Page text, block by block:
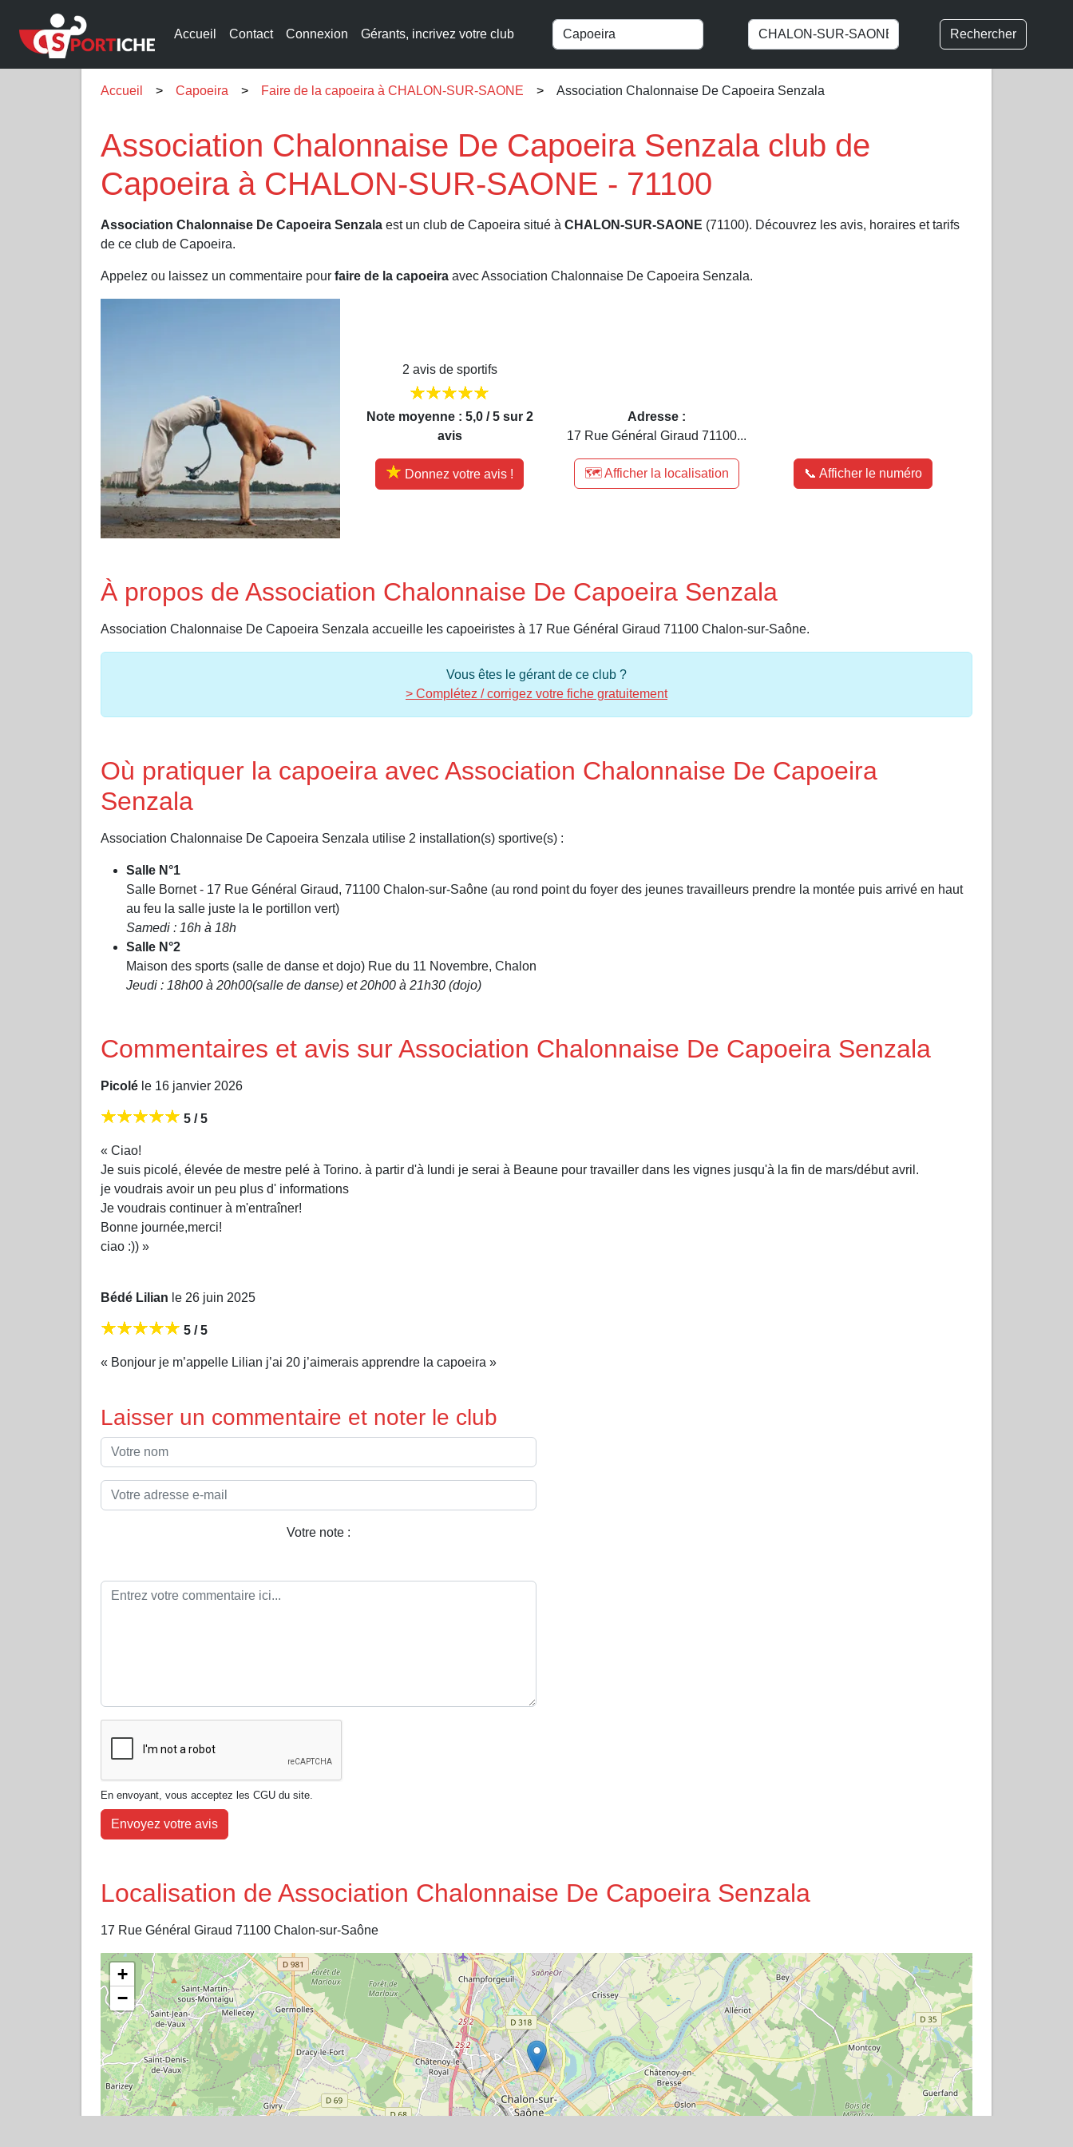
Accueil Contact Connexion Gérants, incrivez votre club Rechercher
Accueil Capoeira Faire de la capoeira à CHALON-SUR-SAONE Association Chalonnaise De Capoeira Senzala
Association Chalonnaise De Capoeira Senzala club de
Capoeira à CHALON-SUR-SAONE - 71100
Association Chalonnaise De Capoeira Senzala est un club de Capoeira situé à CHALON-SUR-SAONE (71100). Découvrez les avis, horaires et tarifs
de ce club de Capoeira.
Appelez ou laissez un commentaire pour faire de la capoeira avec Association Chalonnaise De Capoeira Senzala.
2 avis de sportifs
Note moyenne : 5,0 / 5 sur 2
avis
Donnez votre avis !
Adresse :
17 Rue Général Giraud 71100...
🗺️ Afficher la localisation 📞 Afficher le numéro
À propos de Association Chalonnaise De Capoeira Senzala
Association Chalonnaise De Capoeira Senzala accueille les capoeiristes à 17 Rue Général Giraud 71100 Chalon-sur-Saône.
Vous êtes le gérant de ce club ?
> Complétez / corrigez votre fiche gratuitement
Où pratiquer la capoeira avec Association Chalonnaise De Capoeira
Senzala
Association Chalonnaise De Capoeira Senzala utilise 2 installation(s) sportive(s) :
Salle N°1
Salle Bornet - 17 Rue Général Giraud, 71100 Chalon-sur-Saône (au rond point du foyer des jeunes travailleurs prendre la montée puis arrivé en haut
au feu la salle juste la le portillon vert)
Samedi : 16h à 18h
Salle N°2
Maison des sports (salle de danse et dojo) Rue du 11 Novembre, Chalon
Jeudi : 18h00 à 20h00(salle de danse) et 20h00 à 21h30 (dojo)
Commentaires et avis sur Association Chalonnaise De Capoeira Senzala
Picolé le 16 janvier 2026
5 / 5
« Ciao!
Je suis picolé, élevée de mestre pelé à Torino. à partir d'à lundi je serai à Beaune pour travailler dans les vignes jusqu'à la fin de mars/début avril.
je voudrais avoir un peu plus d' informations
Je voudrais continuer à m'entraîner!
Bonne journée,merci!
ciao :)) »
Bédé Lilian le 26 juin 2025
5 / 5
« Bonjour je m’appelle Lilian j’ai 20 j’aimerais apprendre la capoeira »
Laisser un commentaire et noter le club
Votre note :
En envoyant, vous acceptez les CGU du site.
Envoyez votre avis
Localisation de Association Chalonnaise De Capoeira Senzala
17 Rue Général Giraud 71100 Chalon-sur-Saône
+
−